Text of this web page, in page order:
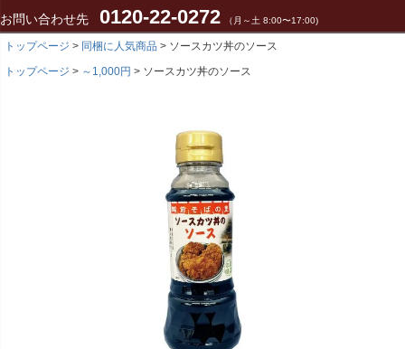
お問い合わせ先 0120-22-0272 （月～土 8:00〜17:00)
トップページ 同梱に人気商品
ソースカツ丼のソース
トップページ
～1,000円 ソースカツ丼のソース